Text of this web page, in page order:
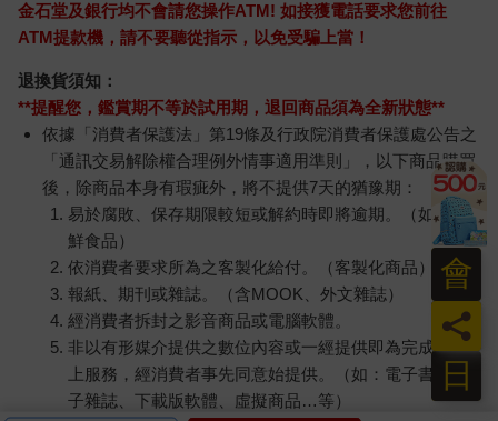
金石堂及銀行均不會請您操作ATM! 如接獲電話要求您前往
ATM提款機，請不要聽從指示，以免受騙上當！
退換貨須知：
**提醒您，鑑賞期不等於試用期，退回商品須為全新狀態**
依據「消費者保護法」第19條及行政院消費者保護處公告之
「通訊交易解除權合理例外情事適用準則」，以下商品購買
後，除商品本身有瑕疵外，將不提供7天的猶豫期：
易於腐敗、保存期限較短或解約時即將逾期。（如：生
鮮食品）
依消費者要求所為之客製化給付。（客製化商品）
報紙、期刊或雜誌。（含MOOK、外文雜誌）
經消費者拆封之影音商品或電腦軟體。
非以有形媒介提供之數位內容或一經提供即為完成之線
上服務，經消費者事先同意始提供。（如：電子書、電
子雜誌、下載版軟體、虛擬商品…等）
日
員
會